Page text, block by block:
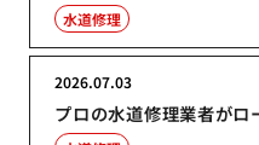
水道修理
プロの水道修理業者が
2026.07.03